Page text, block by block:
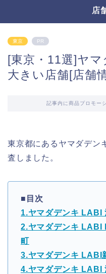
店
東京 PR
[東京・11選]ヤマ
大きい店舗[店舗
記事内に商品プロモー
東京都にあるヤマダデン
査しました。
■目次
1.ヤマダデンキ LABI
2.ヤマダデンキ LABI
町
3.ヤマダデンキ LABI
4.ヤマダデンキ LABI